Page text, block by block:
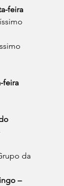
feira
feira
da
–